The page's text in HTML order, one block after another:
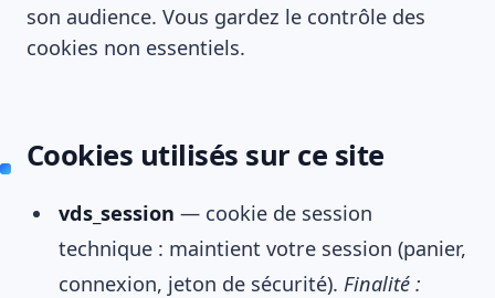
son audience. Vous gardez le contrôle des
cookies non essentiels.
Cookies utilisés sur ce site
vds_session — cookie de session
technique : maintient votre session (panier,
connexion, jeton de sécurité).Finalité :